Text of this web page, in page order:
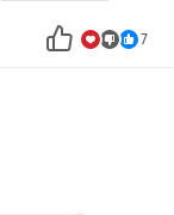
7